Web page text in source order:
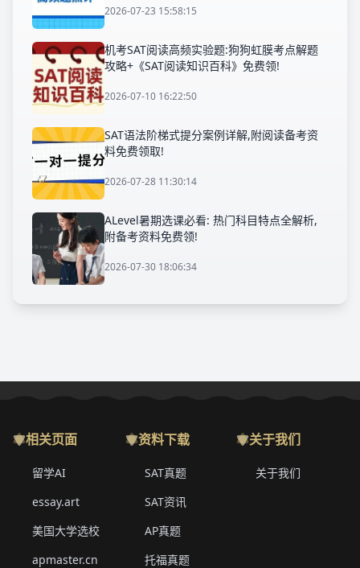
2026-07-23 15:58:15
机考SAT阅读高频实验题:狗狗虹膜考点解题
攻略+《SAT阅读知识百科》免费领!
2026-07-10 16:22:50
SAT语法阶梯式提分案例详解,附阅读备考资
料免费领取!
2026-07-28 11:30:14
ALevel暑期选课必看: 热门科目特点全解析,
附备考资料免费领!
2026-07-30 18:06:34
相关页面
留学AI
essay.art
美国大学选校
apmaster.cn
资料下载
SAT真题
SAT资讯
AP真题
托福真题
关于我们
关于我们